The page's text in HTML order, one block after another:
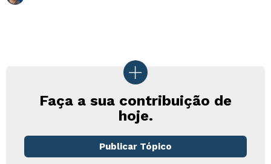
Faça a sua contribuição de
hoje.
Publicar Tópico